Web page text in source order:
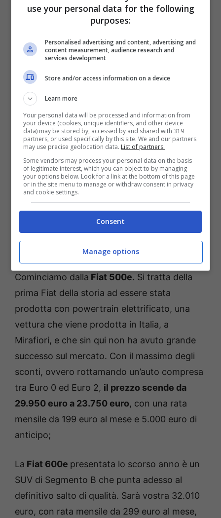
essere la soluzione giusta per avvicinare il
pubblico alle auto full electric che, fino ad
oggi, non sono ancora riuscite a conquistare i
livelli di vendita auspicati. Andiamo a scoprire
quali sono i modelli che prevedono lo sconto.
Cominciamo dalla Fiat 500e. Si tratta della
prima Fiat della storia ad essere stata
prodotta con powertrain elettrificato, una
vettura che viene prodotta in Italia, a
Mirafiori, e che sin qui non ha avuto grande
successo sul mercato. Con il massimo degli
sconti, ovvero rottamando un’auto compresa
tra Euro 0 ed Euro 2, il prezzo scende da
29.950 euro a 23.750 euro, con una rata
mensile da 199 euro al mese e 5.000 euro di
anticipo;
La Fiat 600e presentata lo scorso anno è un
SUV di Segmento B che punta adesso al
definitivo salto di qualità. Sarà vostra 32.010
euro, con rata mensile da 299 euro al mese,
use your personal data for the following
purposes:
Personalised advertising and content, advertising and
content measurement, audience research and
services development
Store and/or access information on a device
Learn more
Your personal data will be processed and information from
your device (cookies, unique identifiers, and other device
data) may be stored by, accessed by and shared with 319
partners, or used specifically by this site. We and our partners
may use precise geolocation data. List of partners.
Some vendors may process your personal data on the basis
of legitimate interest, which you can object to by managing
your options below. Look for a link at the bottom of this page
or in the site menu to manage or withdraw consent in privacy
and cookie settings.
Consent
Manage options